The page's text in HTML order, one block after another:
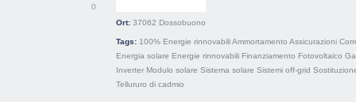
0
Ort: 37062 Dossobuono
Tags: 100% Energie rinnovabiliAmmortamento Assicurazioni
Energia solare Energie rinnovabili Finanziamento Fotovoltaico
Inverter Modulo solare Sistema solare Sistemi off-grid
Tellururo di cadmio